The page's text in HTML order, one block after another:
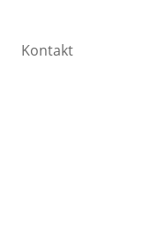
Kontakt